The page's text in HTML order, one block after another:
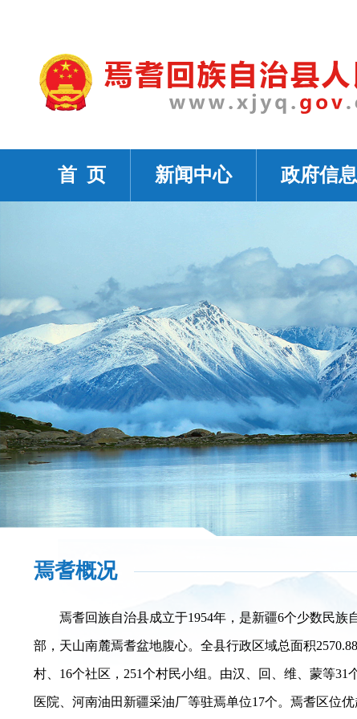
首 页 新闻中心 政府信
焉耆概况
焉耆回族自治县成立于1954年，是新疆6个少数民族
部，天山南麓焉耆盆地腹心。全县行政区域总面积
村、16个社区，251个村民小组。由汉、回、维、蒙等
医院、河南油田新疆采油厂等驻焉单位17个。焉耆区位